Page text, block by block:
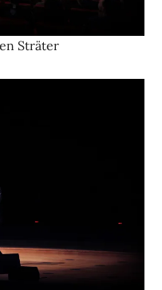
Sträter